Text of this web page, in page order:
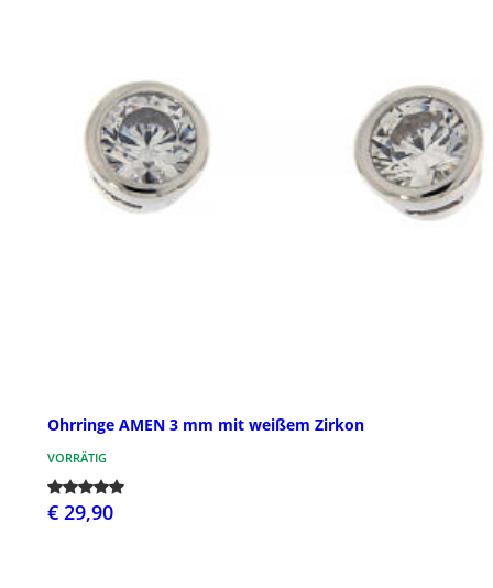
Ohrringe AMEN 3 mm mit weißem Zirkon
VORRÄTIG
€ 29,90